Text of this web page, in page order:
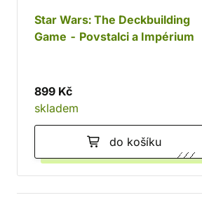
Star Wars: The Deckbuilding
Game - Povstalci a Impérium
899 Kč
skladem
do košíku